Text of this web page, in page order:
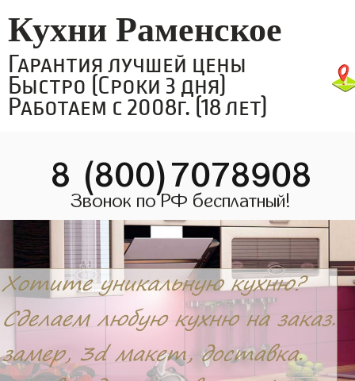
Кухни Раменское
Гарантия лучшей цены
Быстро (Сроки 3 дня)
Работаем с 2008г. (18 лет)
8 (800)7078908
Звонок по РФ бесплатный!